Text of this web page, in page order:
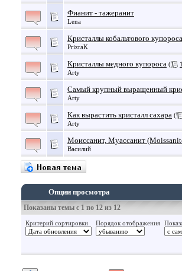
Фианит - тажеранит
Lena
Кристаллы кобальтового купороса
PrizraK
Кристаллы медного купороса ( 1
Arty
Самый крупный выращенный
Arty
Как вырастить кристалл сахара (
Arty
Моиссанит, Муассанит
Василий
Опции просмотра
Показаны темы с 1 по 12 из 12
Критерий сортировки Порядок отображения